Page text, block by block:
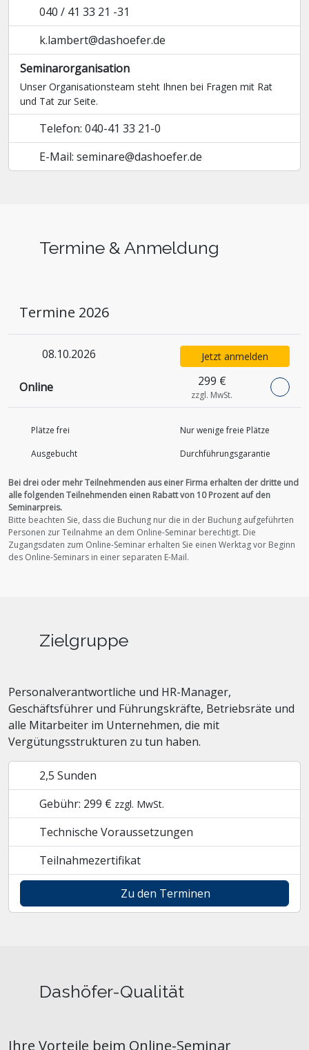
040 / 41 33 21 -31
k.lambert@dashoefer.de
Seminarorganisation
Unser Organisationsteam steht Ihnen bei Fragen mit Rat
und Tat zur Seite.
Telefon: 040-41 33 21-0
E-Mail: seminare@dashoefer.de
Termine & Anmeldung
Termine 2026
08.10.2026
Online 299 €
zzgl. MwSt.
Jetzt anmelden
Plätze frei
Nur wenige freie Plätze
Ausgebucht
Durchführungs­garantie
Bei drei oder mehr Teilnehmenden aus einer Firma erhalten der dritte und
alle folgenden Teilnehmenden einen Rabatt von 10 Prozent auf den
Seminarpreis.
Bitte beachten Sie, dass die Buchung nur die in der Buchung aufgeführten
Personen zur Teilnahme an dem Online-Seminar berechtigt. Die
Zugangsdaten zum Online-Seminar erhalten Sie einen Werktag vor Beginn
des Online-Seminars in einer separaten E-Mail.
Zielgruppe
Personalverantwortliche und HR-Manager,
Geschäftsführer und Führungskräfte, Betriebsräte und
alle Mitarbeiter im Unternehmen, die mit
Vergütungsstrukturen zu tun haben.
2,5 Sunden
Gebühr: 299 € zzgl. MwSt.
Technische Voraussetzungen
Teilnahmezertifikat
Zu den Terminen
Dashöfer-Qualität
Ihre Vorteile beim Online-Seminar